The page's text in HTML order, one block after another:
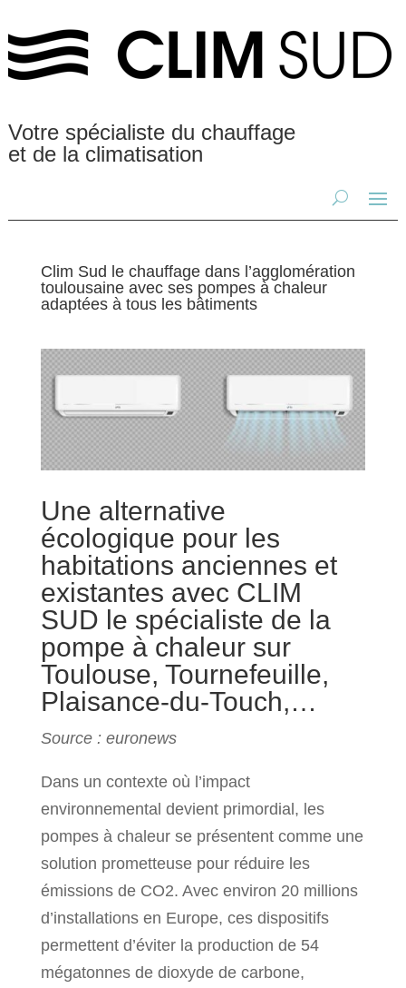
Votre spécialiste du chauffage
et de la climatisation
Clim Sud le chauffage dans l’agglomération
toulousaine avec ses pompes à chaleur
adaptées à tous les bâtiments
Une alternative
écologique pour les
habitations anciennes et
existantes avec CLIM
SUD le spécialiste de la
pompe à chaleur sur
Toulouse, Tournefeuille,
Plaisance-du-Touch,…
Source : euronews
Dans un contexte où l’impact
environnemental devient primordial, les
pompes à chaleur se présentent comme une
solution prometteuse pour réduire les
émissions de CO2. Avec environ 20 millions
d’installations en Europe, ces dispositifs
permettent d’éviter la production de 54
mégatonnes de dioxyde de carbone,